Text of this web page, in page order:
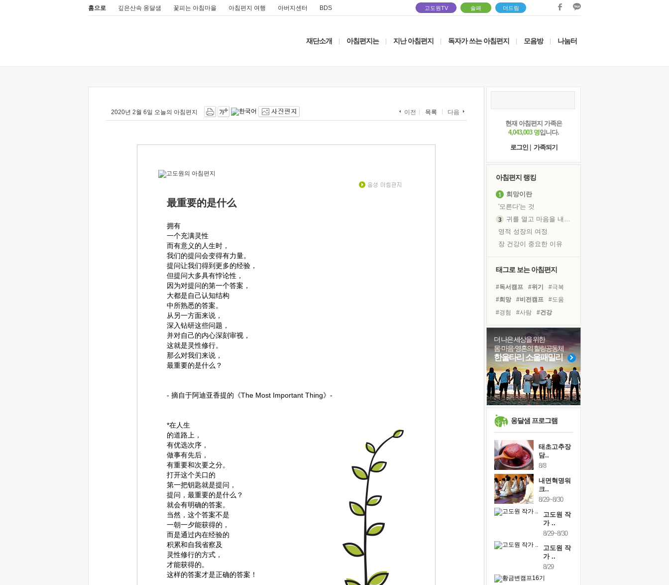
홈으로 깊은산속 옹달샘 꽃피는 아침마을 아침편지 여행 아버지센터 BDS 고도원TV 솔패 더드림
재단소개 아침편지는 지난 아침편지 독자가 쓰는 아침편지 모음방 나눔터
2020년 2월 6일 오늘의 아침편지 이전 목록 다음
最重要的是什么
拥有
一个充满灵性
而有意义的人生时，
我们的提问会变得有力量。
提问让我们得到更多的经验，
但提问大多具有悖论性，
因为对提问的第一个答案，
大都是自己认知结构
中所熟悉的答案。
从另一方面来说，
深入钻研这些问题，
并对自己的内心深刻审视，
这就是灵性修行。
那么对我们来说，
最重要的是什么？
- 摘自于阿迪亚香提的《The Most Important Thing》-
*在人生
的道路上，
有优选次序，
做事有先后，
有重要和次要之分。
打开这个关口的
第一把钥匙就是提问，
提问，最重要的是什么？
就会有明确的答案。
当然，这个答案不是
一朝一夕能获得的，
而是通过内在经验的
积累和自我省察及
灵性修行的方式，
才能获得的。
这样的答案才是正确的答案！
현재 아침편지 가족은
4,043,003 명입니다.
로그인
가족되기
아침편지 랭킹
희망이란
'모른다'는 것
귀를 열고 마음을 내어주고
영적 성장의 여정
장 건강이 중요한 이유
흙이 된 몸으로 출근하는 여자
꿈이 실제가 되는 것
'말 타는 법'을 먼저
졸업식 사진을 보며
아픈 아버지를 위한 공간 설계
극심한 변비, 어깨결림, 수면 장애
보고 싶은 어머니
유년 시절의 부산 영도 바다
못된 꼰대들
거울 속의 나
태그로 보는 아침편지
#독서캠프 #위기
#극복
#희망
#비전캠프
#도움
#경험
#사람
#건강
#링컨학교
#계획
#친구
#삶
#바이러스
#독서
#유튜브
#리더
#다짐
#선택
#아이들
#힐링
#나눔
더 나은 세상을 위한
몸·마음·영혼의 힐링공동체
한울타리 소울패밀리
옹달샘 프로그램
태초고추장
담..
8/8
내면혁명워
크..
8/29~8/30
고도원 작
가 ..
8/29~8/30
고도원 작
가 ..
8/29